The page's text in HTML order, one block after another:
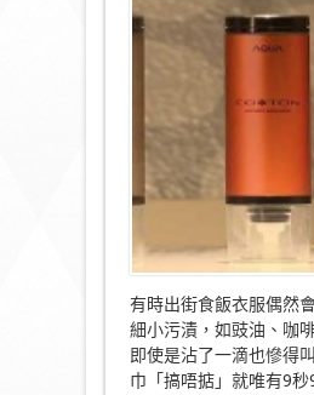
迷
你
你
遢〉
中
有時出街食飯衣服偶然
細小污漬，如豉油、咖
即使是沾了一滴也慘得
巾「搞唔掂」就唯有9秒